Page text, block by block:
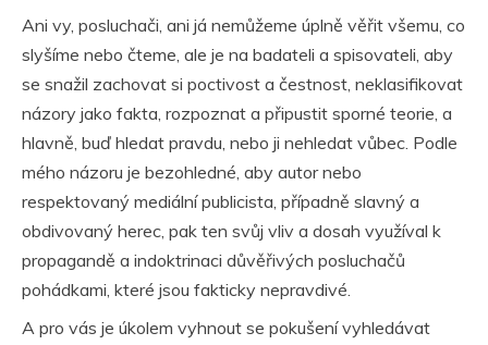
Ani vy, posluchači, ani já nemůžeme úplně věřit všemu, co
slyšíme nebo čteme, ale je na badateli a spisovateli, aby
se snažil zachovat si poctivost a čestnost, neklasifikovat
názory jako fakta, rozpoznat a připustit sporné teorie, a
hlavně, buď hledat pravdu, nebo ji nehledat vůbec. Podle
mého názoru je bezohledné, aby autor nebo
respektovaný mediální publicista, případně slavný a
obdivovaný herec, pak ten svůj vliv a dosah využíval k
propagandě a indoktrinaci důvěřivých posluchačů
pohádkami, které jsou fakticky nepravdivé.
A pro vás je úkolem vyhnout se pokušení vyhledávat